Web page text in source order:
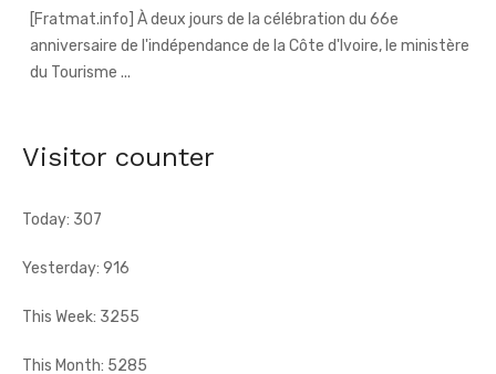
du Tourisme ...
Fête de l'indépendance - L'Inde à l'honneur, avec un
contingent militaire au défilé
Visitor counter
Today: 307
Yesterday: 916
This Week: 3255
This Month: 5285